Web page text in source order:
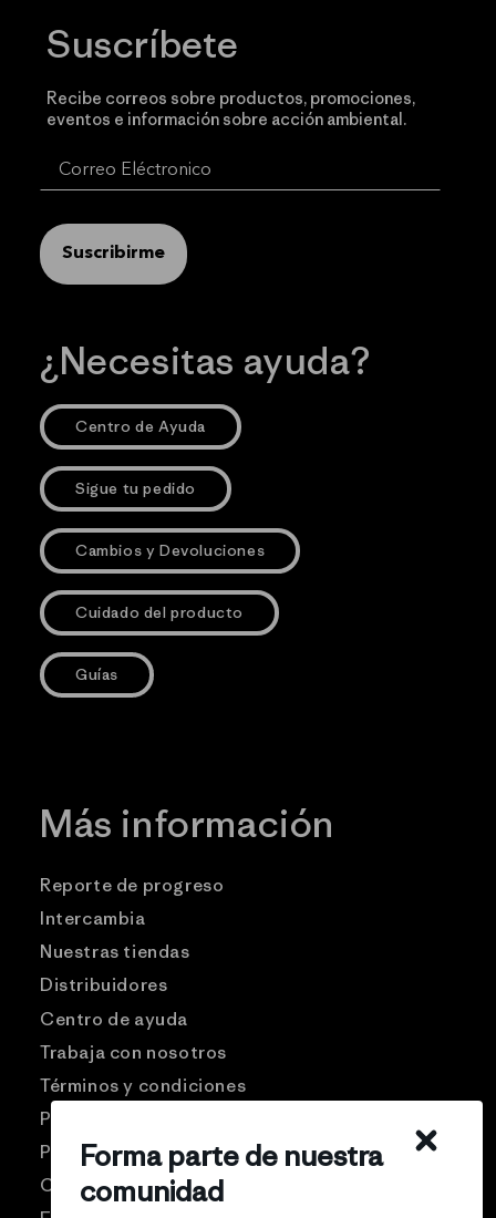
Suscríbete
Recibe correos sobre productos, promociones,
eventos e información sobre acción ambiental.
Suscribirme
¿Necesitas ayuda?
Centro de Ayuda
Sigue tu pedido
Cambios y Devoluciones
Cuidado del producto
Guías
Más información
Reporte de progreso
Intercambia
Nuestras tiendas
Distribuidores
Centro de ayuda
Trabaja con nosotros
Términos y condiciones
Patagonia USA
Preguntas frecuentes
Comunidad Pro
Forma parte de nuestra
comunidad